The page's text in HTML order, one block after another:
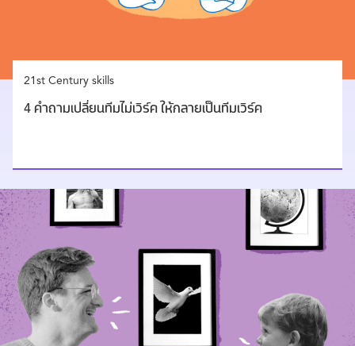
21st Century skills
4 คำถามเปลี่ยนทีมไม่เวิร์ค ให้กลายเป็นทีมเวิร์ค